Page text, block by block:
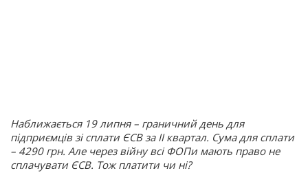
Наближається 19 липня – граничний день для
підприємців зі сплати ЄСВ за ІІ квартал. Сума для сплати
– 4290 грн. Але через війну всі ФОПи мають право не
сплачувати ЄСВ. Тож платити чи ні?